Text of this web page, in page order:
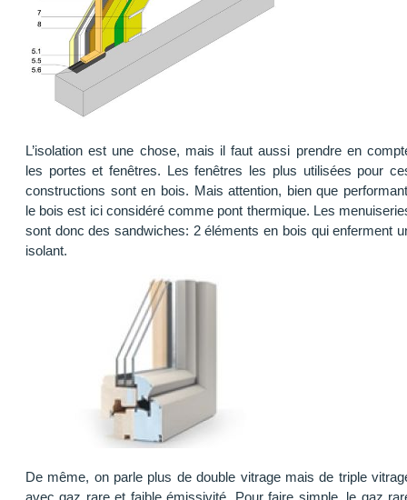
L’isolation est une chose, mais il faut aussi prendre en
les portes et fenêtres. Les fenêtres les plus utilisées pour
constructions sont en bois. Mais attention, bien que
le bois est ici considéré comme pont thermique. Les
sont donc des sandwiches: 2 éléments en bois qui enferment
isolant.
De même, on parle plus de double vitrage mais de triple
avec gaz rare et faible émissivité. Pour faire simple, le gaz